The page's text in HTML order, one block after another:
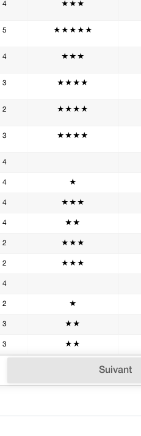
4 ★★★
5 ★★★★★
4 ★★★
3 ★★★★
2 ★★★★
3 ★★★★
4
4 ★
4 ★★★
4 ★★
2 ★★★
2 ★★★
4
2 ★
3 ★★
3 ★★
Suivant